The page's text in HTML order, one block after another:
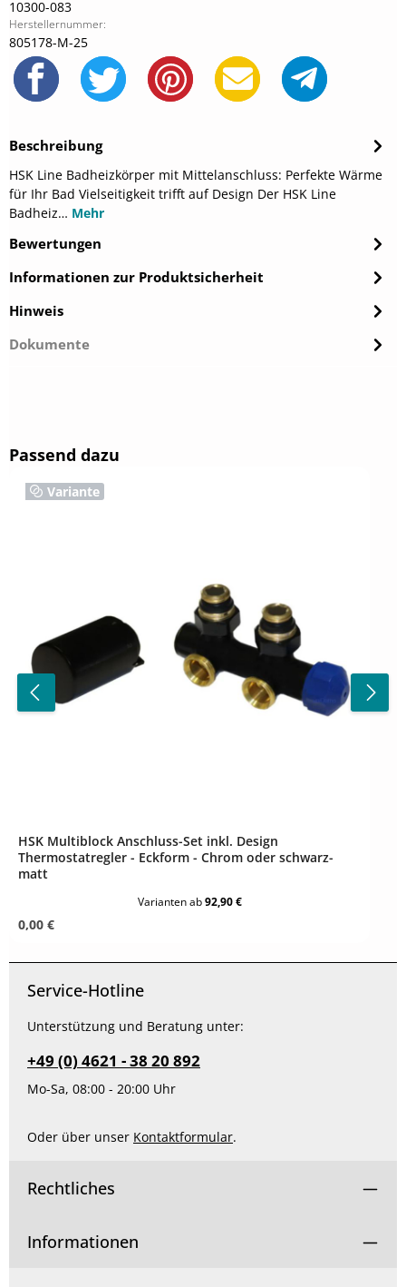
10300-083
Herstellernummer:
805178-M-25
Beschreibung
HSK Line Badheizkörper mit Mittelanschluss: Perfekte Wärme
für Ihr Bad Vielseitigkeit trifft auf Design Der HSK Line
Badheiz… Mehr
Bewertungen
Informationen zur Produktsicherheit
Hinweis
Dokumente
Produktgalerie überspringen
Passend dazu
Variante
HSK Multiblock Anschluss-Set inkl. Design
Thermostatregler - Eckform - Chrom oder schwarz-
matt
Varianten ab92,90 €
Regulärer Preis:
0,00 €
Service-Hotline
Unterstützung und Beratung unter:
+49 (0) 4621 - 38 20 892
Mo-Sa, 08:00 - 20:00 Uhr
Oder über unser Kontaktformular.
Rechtliches
Informationen